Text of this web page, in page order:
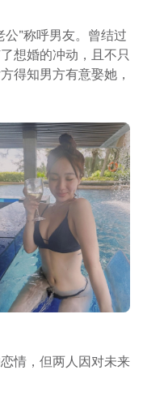
”称呼男友。曾结过
想婚的冲动，且不只
得知男方有意娶她，
情，但两人因对未来